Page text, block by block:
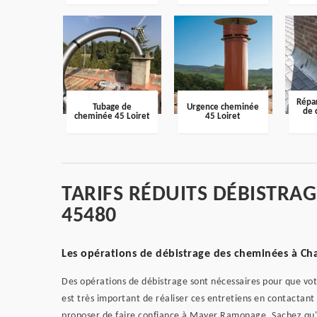
Tubage de
cheminée 45 Loiret
Urgence cheminée
45 Loiret
de
TARIFS RÉDUITS
45480
Les opérations de débistrage des cheminées à
Des opérations de débistrage sont nécessaires pour que
est très important de réaliser ces entretiens en contactant